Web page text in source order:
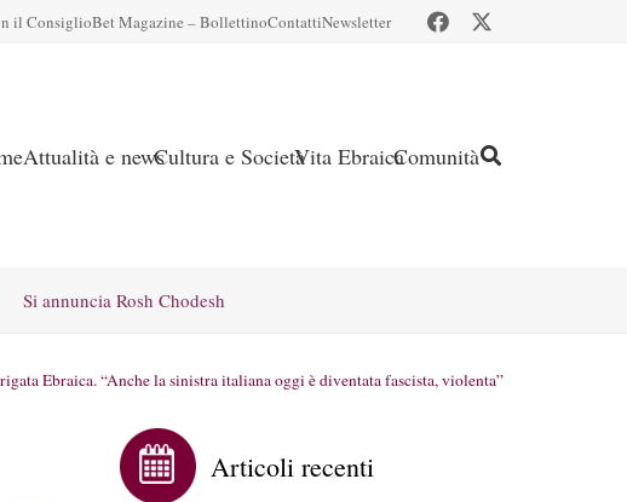
il ConsiglioBet Magazine – BollettinoContattiNewsletter
Attualità e newsCultura e SocietàVita EbraicaComunità
Si annuncia Rosh Chodesh
Ebraica. “Anche la sinistra italiana oggi è diventata fascista, violenta”
Articoli recenti